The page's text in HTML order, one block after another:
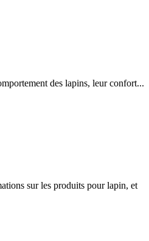
des lapins, leur confort...
sur les produits pour lapin, et